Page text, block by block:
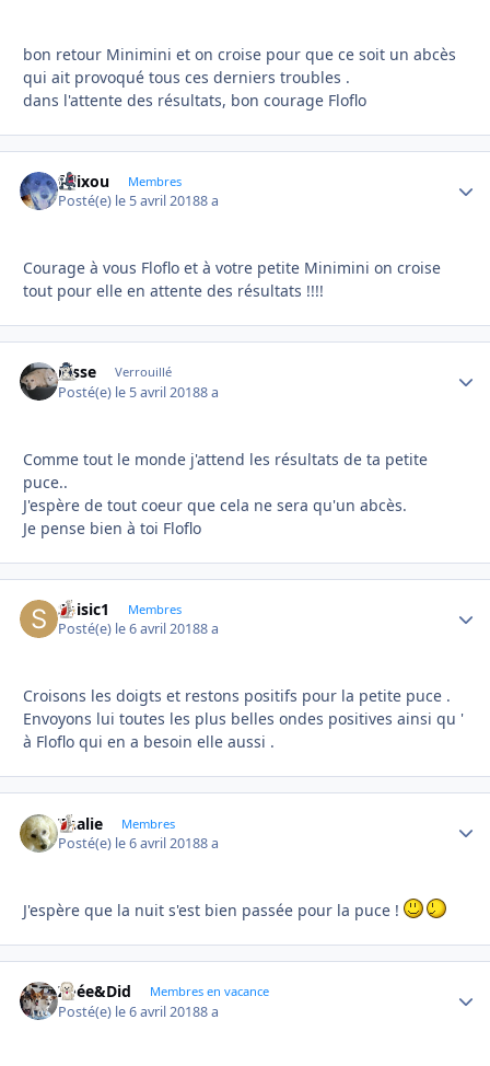
bon retour Minimini et on croise pour que ce soit un abcès
qui ait provoqué tous ces derniers troubles .
dans l'attente des résultats, bon courage Floflo
felixou Membres
Posté(e) le 5 avril 20188 a
Courage à vous Floflo et à votre petite Minimini on croise
tout pour elle en attente des résultats !!!!
josse Verrouillé
Posté(e) le 5 avril 20188 a
Comme tout le monde j'attend les résultats de ta petite
puce..
J'espère de tout coeur que cela ne sera qu'un abcès.
Je pense bien à toi Floflo
Soisic1 Membres
Posté(e) le 6 avril 20188 a
Croisons les doigts et restons positifs pour la petite puce .
Envoyons lui toutes les plus belles ondes positives ainsi qu '
à Floflo qui en a besoin elle aussi .
Thalie Membres
Posté(e) le 6 avril 20188 a
J'espère que la nuit s'est bien passée pour la puce !
Zoée&Did Membres en vacance
Posté(e) le 6 avril 20188 a